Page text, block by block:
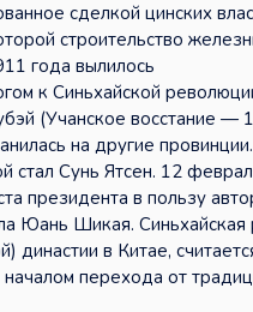
сделкой цинских
строительство
года вылилось
к Синьхайской
(Учанское восстание —
на другие
стал Сунь Ятсен. 12
президента в пользу
Юань Шикая.
в Китае,
перехода от